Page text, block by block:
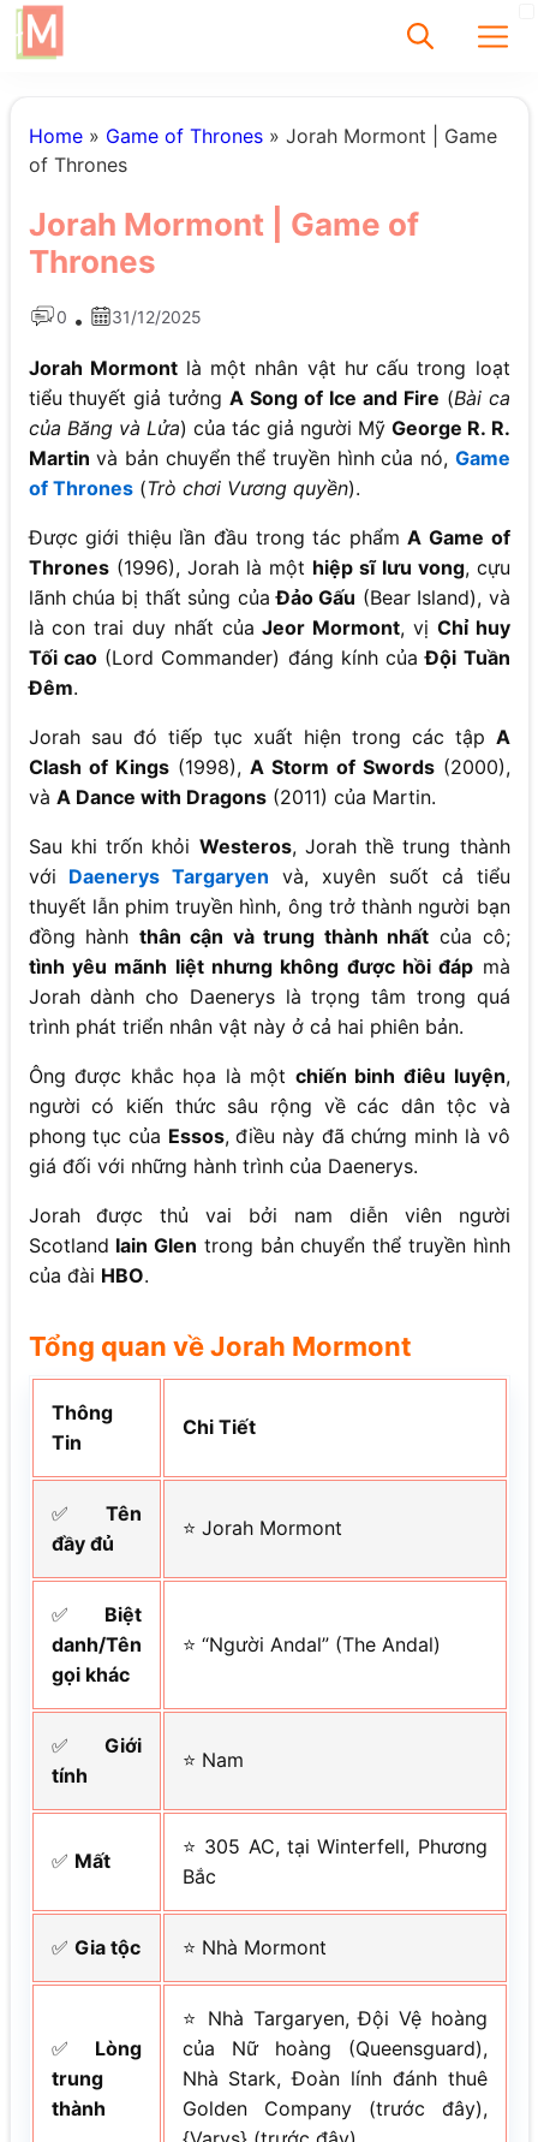
✕
Home» Game of Thrones» Jorah Mormont | Game
of Thrones
Jorah Mormont | Game of
Thrones
0 • 31/12/2025
Jorah Mormontlà một nhân vật hư cấu trong loạt
tiểu thuyết giả tưởngA Song of Ice and Fire (Bài ca
của Băng và Lửa) của tác giả người MỹGeorge R. R.
Martin và bản chuyển thể truyền hình của nó, Game
of Thrones(Trò chơi Vương quyền).
Được giới thiệu lần đầu trong tác phẩmA Game of
Thrones(1996), Jorah là một hiệp sĩ lưu vong, cựu
lãnh chúa bị thất sủng củaĐảo Gấu (Bear Island), và
là con trai duy nhất củaJeor Mormont, vị Chỉ huy
Tối cao(Lord Commander) đáng kính củaĐội Tuần
Đêm.
Jorah sau đó tiếp tục xuất hiện trong các tập A
Clash of Kings(1998), A Storm of Swords(2000),
và A Dance with Dragons(2011) của Martin.
Sau khi trốn khỏi Westeros, Jorah thề trung thành
với Daenerys Targaryen và, xuyên suốt cả tiểu
thuyết lẫn phim truyền hình, ông trở thành người bạn
đồng hành thân cận và trung thành nhất của cô;
tình yêu mãnh liệt nhưng không được hồi đáp mà
Jorah dành cho Daenerys là trọng tâm trong quá
trình phát triển nhân vật này ở cả hai phiên bản.
Ông được khắc họa là một chiến binh điêu luyện,
người có kiến thức sâu rộng về các dân tộc và
phong tục của Essos, điều này đã chứng minh là vô
giá đối với những hành trình của Daenerys.
Jorah được thủ vai bởi nam diễn viên người
Scotland Iain Glen trong bản chuyển thể truyền hình
của đài HBO.
Tổng quan về Jorah Mormont
Thông
Tin
Chi Tiết
✅ Tên
đầy đủ
⭐ Jorah Mormont
✅ Biệt
danh/Tên
gọi khác
⭐ “Người Andal” (The Andal)
✅ Giới
tính
⭐ Nam
✅ Mất
⭐ 305 AC, tại Winterfell, Phương
Bắc
✅ Gia tộc ⭐ Nhà Mormont
✅ Lòng
trung
thành
⭐ Nhà Targaryen, Đội Vệ hoàng
của Nữ hoàng (Queensguard),
Nhà Stark, Đoàn lính đánh thuê
Golden Company (trước đây),